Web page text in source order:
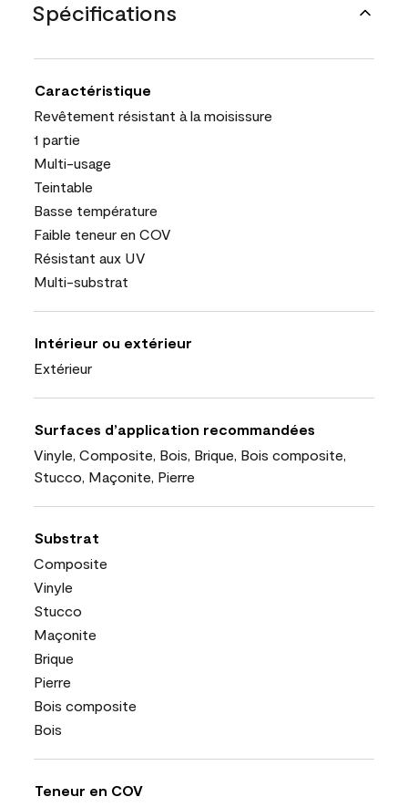
Spécifications
Caractéristique
Revêtement résistant à la moisissure
1 partie
Multi-usage
Teintable
Basse température
Faible teneur en COV
Résistant aux UV
Multi-substrat
Intérieur ou extérieur
Extérieur
Surfaces d’application recommandées
Vinyle, Composite, Bois, Brique, Bois composite,
Stucco, Maçonite, Pierre
Substrat
Composite
Vinyle
Stucco
Maçonite
Brique
Pierre
Bois composite
Bois
Teneur en COV